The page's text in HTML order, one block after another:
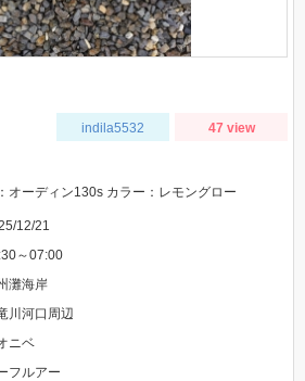
indila5532 47 view
オーディン130s カラー：レモングロー
12/21
～07:00
灘海岸
川河口周辺
ニベ
フルアー